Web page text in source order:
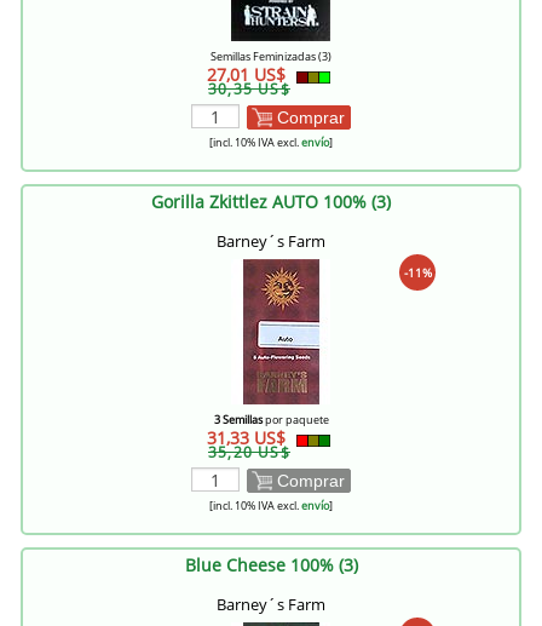
Semillas Feminizadas (3)
27,01 US$
30,35 US$
Comprar
[incl. 10% IVA excl.envío]
Gorilla Zkittlez AUTO 100% (3)
Barney´s Farm
-11%
3 Semillaspor paquete
31,33 US$
35,20 US$
Comprar
[incl. 10% IVA excl.envío]
Blue Cheese 100% (3)
Barney´s Farm